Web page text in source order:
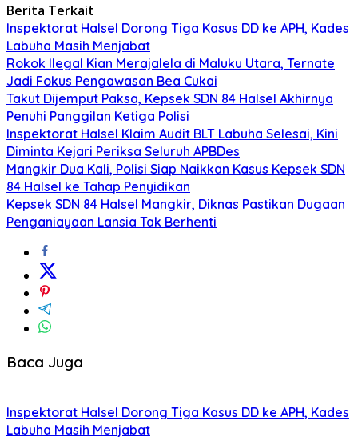
Berita Terkait
Inspektorat Halsel Dorong Tiga Kasus DD ke APH, Kades
Labuha Masih Menjabat
Rokok Ilegal Kian Merajalela di Maluku Utara, Ternate
Jadi Fokus Pengawasan Bea Cukai
Takut Dijemput Paksa, Kepsek SDN 84 Halsel Akhirnya
Penuhi Panggilan Ketiga Polisi
Inspektorat Halsel Klaim Audit BLT Labuha Selesai, Kini
Diminta Kejari Periksa Seluruh APBDes
Mangkir Dua Kali, Polisi Siap Naikkan Kasus Kepsek SDN
84 Halsel ke Tahap Penyidikan
Kepsek SDN 84 Halsel Mangkir, Diknas Pastikan Dugaan
Penganiayaan Lansia Tak Berhenti
Baca Juga
Inspektorat Halsel Dorong Tiga Kasus DD ke APH, Kades
Labuha Masih Menjabat